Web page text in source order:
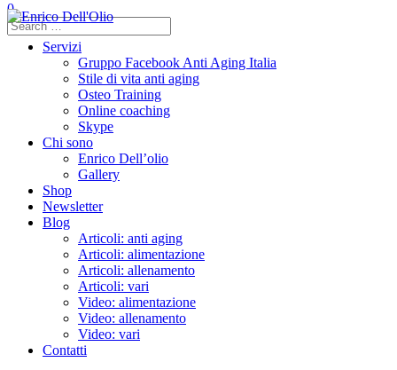
0
Search
for:
Servizi
Gruppo Facebook Anti Aging Italia
Stile di vita anti aging
Osteo Training
Online coaching
Skype
Chi sono
Enrico Dell’olio
Gallery
Shop
Newsletter
Blog
Articoli: anti aging
Articoli: alimentazione
Articoli: allenamento
Articoli: vari
Video: alimentazione
Video: allenamento
Video: vari
Contatti